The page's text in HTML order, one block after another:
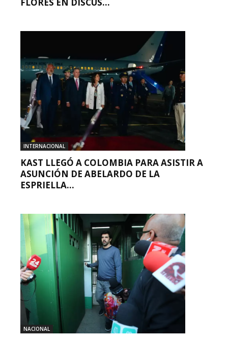
INTERNACIONAL
KAST LLEGÓ A COLOMBIA PARA ASISTIR A
ASUNCIÓN DE ABELARDO DE LA
ESPRIELLA...
NACIONAL